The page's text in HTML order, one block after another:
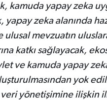
kamuda yapay zeka
yapay zeka alanında
ulusal mevzuatın
katkı sağlayacak,
ve kamuda yapay
yok
yönetişimine ilişkin